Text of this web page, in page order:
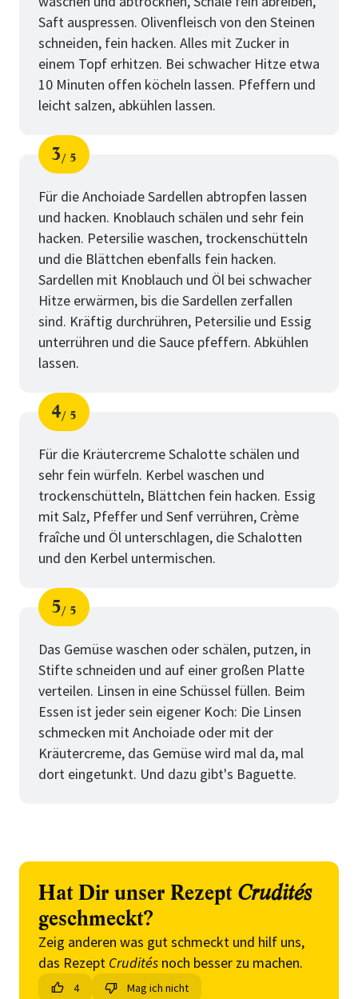
Saft auspressen. Olivenfleisch von den Steinen
schneiden, fein hacken. Alles mit Zucker in
einem Topf erhitzen. Bei schwacher Hitze etwa
10 Minuten offen köcheln lassen. Pfeffern und
leicht salzen, abkühlen lassen.
Schritt
3
von
5
Für die Anchoiade Sardellen abtropfen lassen
und hacken. Knoblauch schälen und sehr fein
hacken. Petersilie waschen, trockenschütteln
und die Blättchen ebenfalls fein hacken.
Sardellen mit Knoblauch und Öl bei schwacher
Hitze erwärmen, bis die Sardellen zerfallen
sind. Kräftig durchrühren, Petersilie und Essig
unterrühren und die Sauce pfeffern. Abkühlen
lassen.
Schritt
4
von
5
Für die Kräutercreme Schalotte schälen und
sehr fein würfeln. Kerbel waschen und
trockenschütteln, Blättchen fein hacken. Essig
mit Salz, Pfeffer und Senf verrühren, Crème
fraîche und Öl unterschlagen, die Schalotten
und den Kerbel untermischen.
Schritt
5
von
5
Das Gemüse waschen oder schälen, putzen, in
Stifte schneiden und auf einer großen Platte
verteilen. Linsen in eine Schüssel füllen. Beim
Essen ist jeder sein eigener Koch: Die Linsen
schmecken mit Anchoiade oder mit der
Kräutercreme, das Gemüse wird mal da, mal
dort eingetunkt. Und dazu gibt's Baguette.
Hat Dir unser Rezept Crudités
geschmeckt?
Zeig anderen was gut schmeckt und hilf uns,
das Rezept Crudités noch besser zu machen.
4 Mag ich nicht